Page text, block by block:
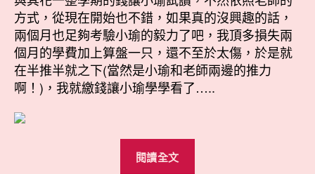
方式，從現在開始也不錯，如果真的沒興趣的話，
兩個月也足夠考驗小瑜的毅力了吧，我頂多損失兩
個月的學費加上算盤一只，還不至於太傷，於是就
在半推半就之下(當然是小瑜和老師兩邊的推力
啊！)，我就繳錢讓小瑜學學看了…..
閱讀全文